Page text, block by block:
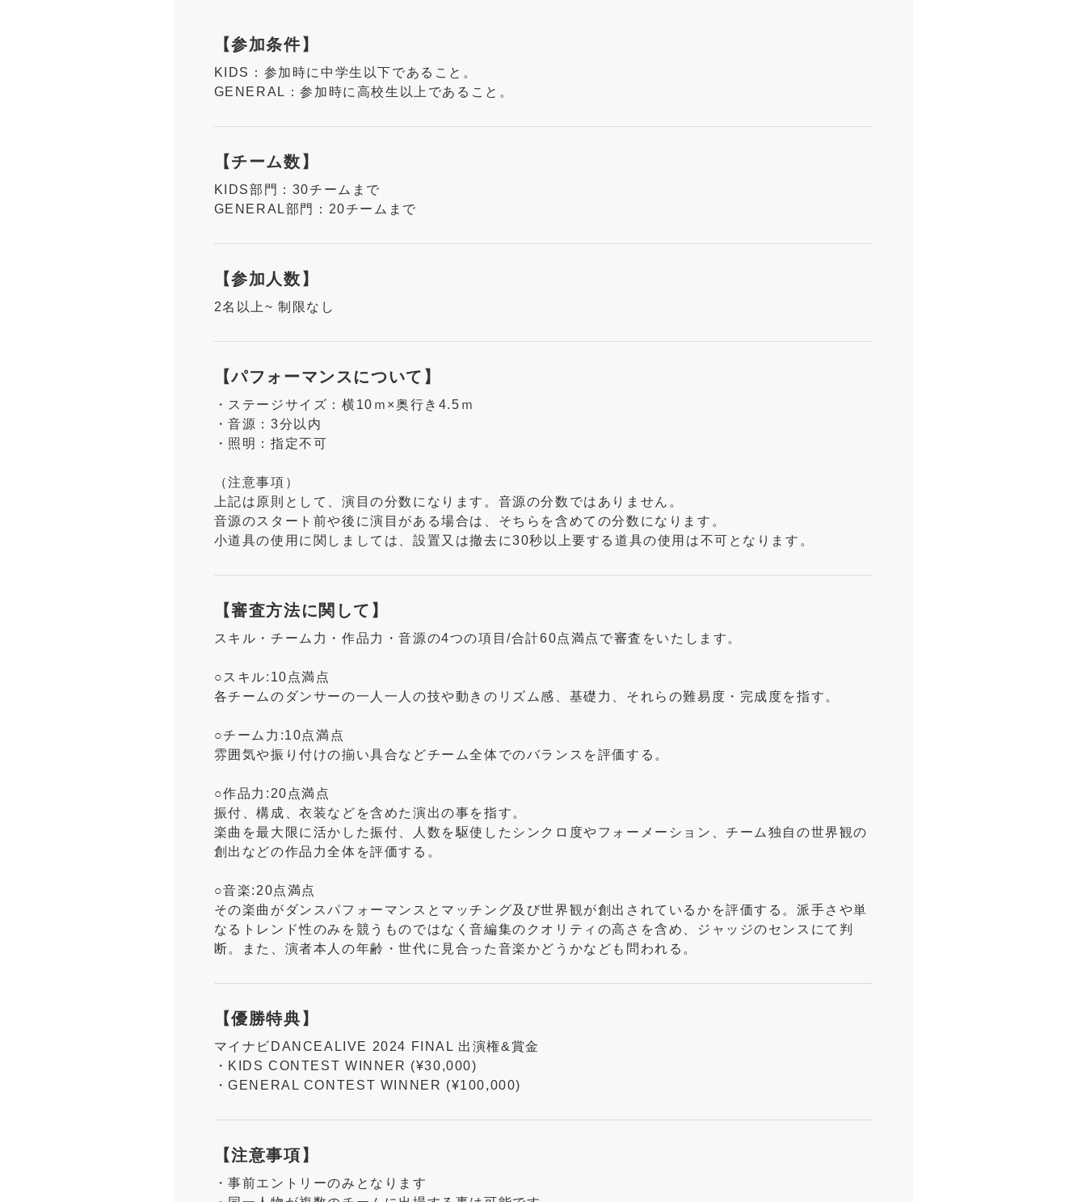
【参加条件】
KIDS：参加時に中学生以下であること。
GENERAL：参加時に高校生以上であること。
【チーム数】
KIDS部門：30チームまで
GENERAL部門：20チームまで
【参加人数】
2名以上~ 制限なし
【パフォーマンスについて】
・ステージサイズ：横10ｍ×奥行き4.5ｍ
・音源：3分以内
・照明：指定不可
（注意事項）
上記は原則として、演目の分数になります。音源の分数ではありません。
音源のスタート前や後に演目がある場合は、そちらを含めての分数になります。
小道具の使用に関しましては、設置又は撤去に30秒以上要する道具の使用は不可となります。
【審査方法に関して】
スキル・チーム力・作品力・音源の4つの項目/合計60点満点で審査をいたします。
○スキル:10点満点
各チームのダンサーの一人一人の技や動きのリズム感、基礎力、それらの難易度・完成度を指す。
○チーム力:10点満点
雰囲気や振り付けの揃い具合などチーム全体でのバランスを評価する。
○作品力:20点満点
振付、構成、衣装などを含めた演出の事を指す。
楽曲を最大限に活かした振付、人数を駆使したシンクロ度やフォーメーション、チーム独自の世界観の
創出などの作品力全体を評価する。
○音楽:20点満点
その楽曲がダンスパフォーマンスとマッチング及び世界観が創出されているかを評価する。派手さや単
なるトレンド性のみを競うものではなく音編集のクオリティの高さを含め、ジャッジのセンスにて判
断。また、演者本人の年齢・世代に見合った音楽かどうかなども問われる。
【優勝特典】
マイナビDANCEALIVE 2024 FINAL 出演権&賞金
・KIDS CONTEST WINNER (¥30,000)
・GENERAL CONTEST WINNER (¥100,000)
【注意事項】
・事前エントリーのみとなります